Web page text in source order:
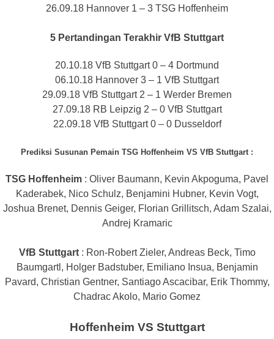
26.09.18 Hannover 1 – 3 TSG Hoffenheim
5 Pertandingan Terakhir VfB Stuttgart
20.10.18 VfB Stuttgart 0 – 4 Dortmund
06.10.18 Hannover 3 – 1 VfB Stuttgart
29.09.18 VfB Stuttgart 2 – 1 Werder Bremen
27.09.18 RB Leipzig 2 – 0 VfB Stuttgart
22.09.18 VfB Stuttgart 0 – 0 Dusseldorf
Prediksi Susunan Pemain TSG Hoffenheim VS VfB Stuttgart:
TSG Hoffenheim : Oliver Baumann, Kevin Akpoguma, Pavel
Kaderabek, Nico Schulz, Benjamini Hubner, Kevin Vogt,
Joshua Brenet, Dennis Geiger, Florian Grillitsch, Adam Szalai,
Andrej Kramaric
VfB Stuttgart: Ron-Robert Zieler, Andreas Beck, Timo
Baumgartl, Holger Badstuber, Emiliano Insua, Benjamin
Pavard, Christian Gentner, Santiago Ascacibar, Erik Thommy,
Chadrac Akolo, Mario Gomez
Hoffenheim VS Stuttgart